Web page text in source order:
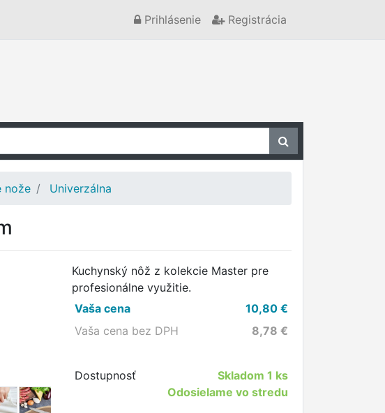
Prihlásenie Registrácia
nože Univerzálna
Kuchynský nôž z kolekcie Master pre
profesionálne využitie.
Vaša cena
10,80€
Vaša cena bez DPH
8,78 €
Dostupnosť Skladom 1 ks
Odosielame vo stredu